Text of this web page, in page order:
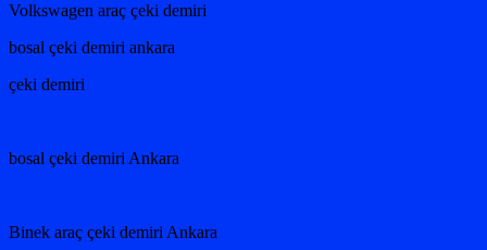
Volkswagen araç çeki demiri
bosal çeki demiri ankara
çeki demiri
bosal çeki demiri Ankara
Binek araç çeki demiri Ankara